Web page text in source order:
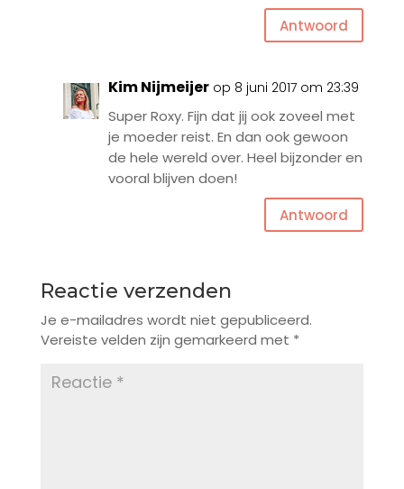
Antwoord
Kim Nijmeijer op 8 juni 2017 om 23:39
Super Roxy. Fijn dat jij ook zoveel met
je moeder reist. En dan ook gewoon
de hele wereld over. Heel bijzonder en
vooral blijven doen!
Antwoord
Reactie verzenden
Je e-mailadres wordt niet gepubliceerd.
Vereiste velden zijn gemarkeerd met *